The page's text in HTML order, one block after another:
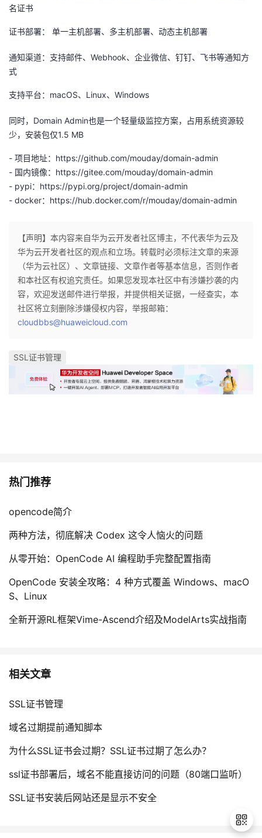
播
活
动
的
关
注
我
的
开
发
者
堂
我
的
课
程
我
的
认
证
我
的
实
我
的
藏
我
的
Programs
我
的
支
我
的
技
术
支
持
我
的
云
声
建
名证书
证书部署： 单一主机部署、多主机部署、动态主机部署
通知渠道：支持邮件、Webhook、企业微信、钉钉、飞书等通知方
式
支持平台：macOS、Linux、Windows
同时，Domain Admin也是一个轻量级监控方案，占用系统资源较
少，安装包仅1.5 MB
- 项目地址：https://github.com/mouday/domain-admin
- 国内镜像：https://gitee.com/mouday/domain-admin
- pypi：https://pypi.org/project/domain-admin
- docker：https://hub.docker.com/r/mouday/domain-admin
【声明】本内容来自华为云开发者社区博主，不代表华为云及
华为云开发者社区的观点和立场。转载时必须标注文章的来源
（华为云社区）、文章链接、文章作者等基本信息，否则作者
和本社区有权追究责任。如果您发现本社区中有涉嫌抄袭的内
容，欢迎发送邮件进行举报，并提供相关证据，一经查实，本
社区将立刻删除涉嫌侵权内容，举报邮箱：
cloudbbs@huaweicloud.com
SSL证书管理
热门推荐
opencode简介
两种方法，彻底解决 Codex 这令人恼火的问题
从零开始：OpenCode AI 编程助手完整配置指南
OpenCode 安装全攻略：4 种方式覆盖 Windows、macO
S、Linux
全新开源RL框架Vime-Ascend介绍及ModelArts实战指南
相关文章
SSL证书管理
域名过期提前通知脚本
为什么SSL证书会过期？SSL证书过期了怎么办？
ssl证书部署后，域名不能直接访问的问题（80端口监听）
SSL证书安装后网站还是显示不安全